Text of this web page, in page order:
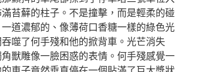
苔蘚的柱子。不是撞擊，而是輕柔的碰
道濃郁的、像薄荷口香糖一樣的綠色光
噬了何手殘和他的掀背車。光芒消失
獸雕像一臉困惑的表情。何手殘感覺一